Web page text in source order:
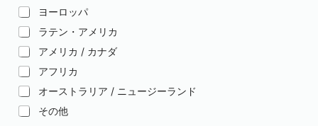
ヨーロッパ
ラテン・アメリカ
アメリカ / カナダ
アフリカ
オーストラリア / ニュージーランド
その他